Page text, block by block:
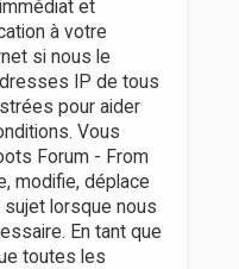
et
à votre
si nous le
IP de tous
pour aider
Vous
Forum - From
modifie, déplace
sujet lorsque nous
En tant que
toutes les